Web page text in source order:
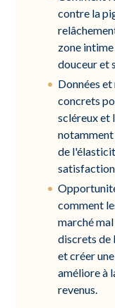
contre la
zone
douceur et
Données
concrets
scléreux et
de
satisfaction
comment
marché
discrets de
et créer
améliore à
revenus.